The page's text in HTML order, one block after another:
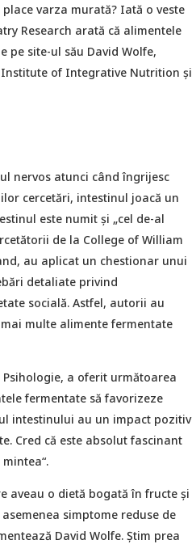
varza murată? Iată o veste
Research arată că alimentele
pe site-ul său David Wolfe,
of Integrative Nutrition și
nervos atunci când îngrijesc
cercetări, intestinul joacă un
este numit și „cel de-al
de la College of William
au aplicat un chestionar unui
detaliate privind
socială. Astfel, autorii au
multe alimente fermentate
a oferit următoarea
fermentate să favorizeze
intestinului au un impact pozitiv
Cred că este absolut fascinant
aveau o dietă bogată în fructe și
simptome reduse de
David Wolfe. Știm prea